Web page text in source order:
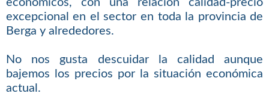
económicos, con una relación calidad-precio
excepcional en el sector en toda la provincia de
Berga y alrededores.
No nos gusta descuidar la calidad aunque
bajemos los precios por la situación económica
actual.